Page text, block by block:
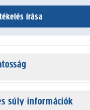
írása
súly információk